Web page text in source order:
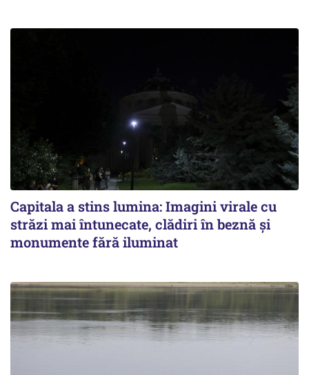
Capitala a stins lumina: Imagini virale cu
străzi mai întunecate, clădiri în beznă și
monumente fără iluminat